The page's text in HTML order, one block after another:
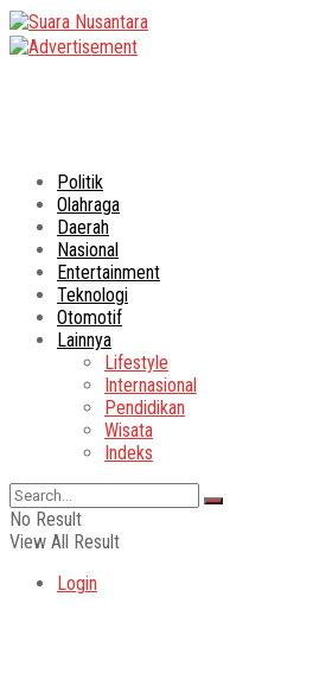
Politik
Olahraga
Daerah
Nasional
Entertainment
Teknologi
Otomotif
Lainnya
Lifestyle
Internasional
Pendidikan
Wisata
Indeks
No Result
View All Result
Login